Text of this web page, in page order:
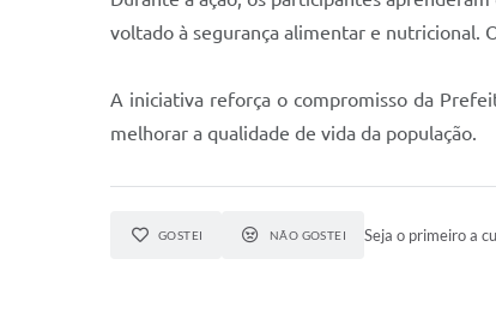
voltado à segurança alimentar e nutricional.
A iniciativa reforça o compromisso da
melhorar a qualidade de vida da população.
GOSTEI NÃO GOSTEI Seja o primeiro a